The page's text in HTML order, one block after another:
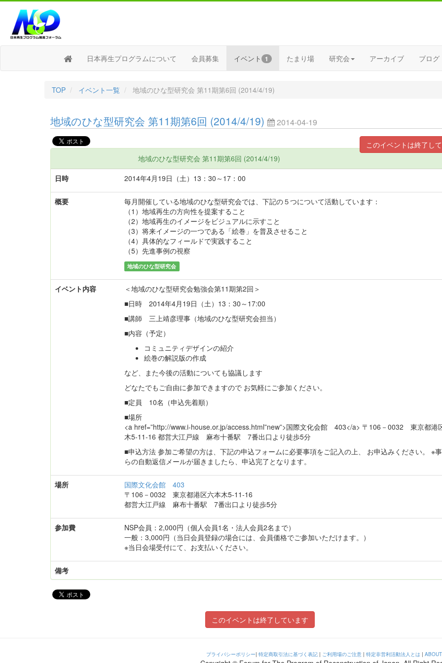
日本再生プログラムについて 会員募集 イベント 1 たまり場 研究会 アーカイブ ブログ
TOP イベント一覧 地域のひな型研究会 第11期第6回 (2014/4/19)
地域のひな型研究会 第11期第6回 (2014/4/19) 2014-04-19
このイベントは終了し
地域のひな型研究会 第11期第6回 (2014/4/19)
日時
2014年4月19日（土）13：30～17：00
概要
毎月開催している地域のひな型研究会では、下記の５つについて活動しています：
（1）地域再生の方向性を提案すること
（2）地域再生のイメージをビジュアルに示すこと
（3）将来イメージの一つである「絵巻」を普及させること
（4）具体的なフィールドで実践すること
（5）先進事例の視察
地域のひな型研究会
イベント内容
＜地域のひな型研究会勉強会第11期第2回＞
■日時 2014年4月19日（土）13：30～17:00
■講師 三上靖彦理事（地域のひな型研究会担当）
■内容（予定）
コミュニティデザインの紹介
絵巻の解説版の作成
など、また今後の活動についても協議します
どなたでもご自由に参加できますので お気軽にご参加ください。
■定員 10名（申込先着順）
■場所
<a href=”http://www.i-house.or.jp/access.html”new”>国際文化会館 403</a> 〒106－0032 東京都港
木5‐11‐16 都営大江戸線 麻布十番駅 7番出口より徒歩5分
■申込方法 参加ご希望の方は、下記の申込フォームに必要事項をご記入の上、 お申込みください。 ※
らの自動返信メールが届きましたら、申込完了となります。
場所
国際文化会館 403
〒106－0032 東京都港区六本木5‐11‐16
都営大江戸線 麻布十番駅 7番出口より徒歩5分
参加費
NSP会員：2,000円（個人会員1名・法人会員2名まで）
一般：3,000円（当日会員登録の場合には、会員価格でご参加いただけます。）
※当日会場受付にて、お支払いください。
備考
このイベントは終了しています
プライバシーポリシー| 特定商取引法に基づく表記 | ご利用場のご注意 | 特定非営利活動法人とは | ABOUT